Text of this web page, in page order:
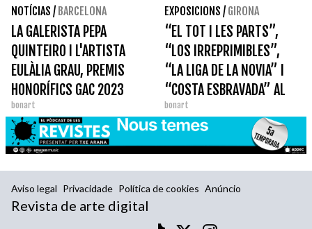
NOTÍCIAS / BARCELONA
LA GALERISTA PEPA
QUINTEIRO I L'ARTISTA
EULÀLIA GRAU, PREMIS
HONORÍFICS GAC 2023
bonart
EXPOSICIONS / GIRONA
“EL TOT I LES PARTS”,
“LOS IRREPRIMIBLES”,
“LA LIGA DE LA NOVIA” I
“COSTA ESBRAVADA” AL
CENTRE CULTURAL LA
MERCÈ DE GIRONA
bonart
Aviso legal Privacidade Política de cookies Anúncio
Revista de arte digital